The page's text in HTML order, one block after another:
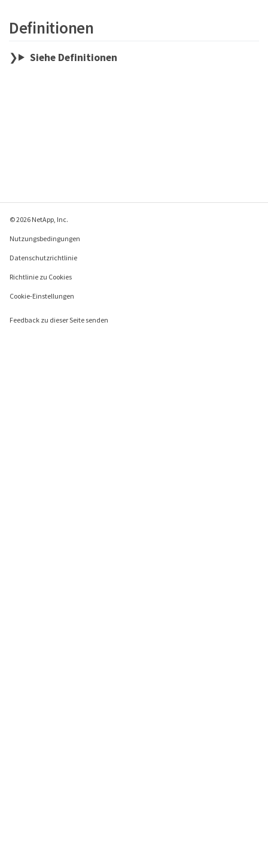
Definitionen
Siehe Definitionen
© 2026 NetApp, Inc.
Nutzungsbedingungen
Datenschutzrichtlinie
Richtlinie zu Cookies
Cookie-Einstellungen
Feedback zu dieser Seite senden